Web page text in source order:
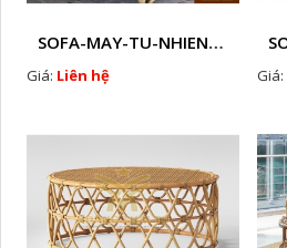
SOFA-MAY-TU-NHIEN-HTT - M60
Giá: Liên hệ Giá: